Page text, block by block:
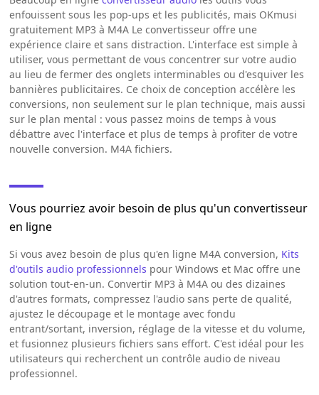
enfouissent sous les pop-ups et les publicités, mais OKmusi
gratuitement MP3 à M4A Le convertisseur offre une
expérience claire et sans distraction. L'interface est simple à
utiliser, vous permettant de vous concentrer sur votre audio
au lieu de fermer des onglets interminables ou d'esquiver les
bannières publicitaires. Ce choix de conception accélère les
conversions, non seulement sur le plan technique, mais aussi
sur le plan mental : vous passez moins de temps à vous
débattre avec l'interface et plus de temps à profiter de votre
nouvelle conversion. M4A fichiers.
Vous pourriez avoir besoin de plus qu'un convertisseur
en ligne
Si vous avez besoin de plus qu'en ligne M4A conversion, Kits
d'outils audio professionnels pour Windows et Mac offre une
solution tout-en-un. Convertir MP3 à M4A ou des dizaines
d'autres formats, compressez l'audio sans perte de qualité,
ajustez le découpage et le montage avec fondu
entrant/sortant, inversion, réglage de la vitesse et du volume,
et fusionnez plusieurs fichiers sans effort. C'est idéal pour les
utilisateurs qui recherchent un contrôle audio de niveau
professionnel.